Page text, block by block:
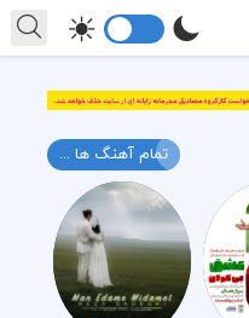
تمام آهنگ ها ...